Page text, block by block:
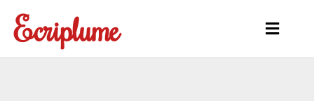
contenu
Ecriplume
Main